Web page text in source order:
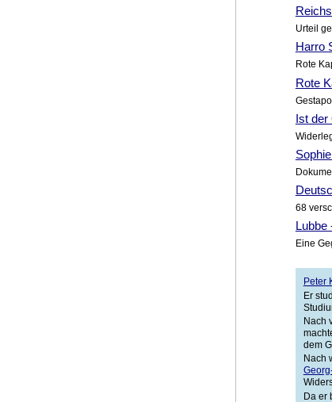
Urteil
Harro
Rote
Rote
Ist der
68
Lubbe
Eine
Peter
Er
Nach
dem
Nach
Da er